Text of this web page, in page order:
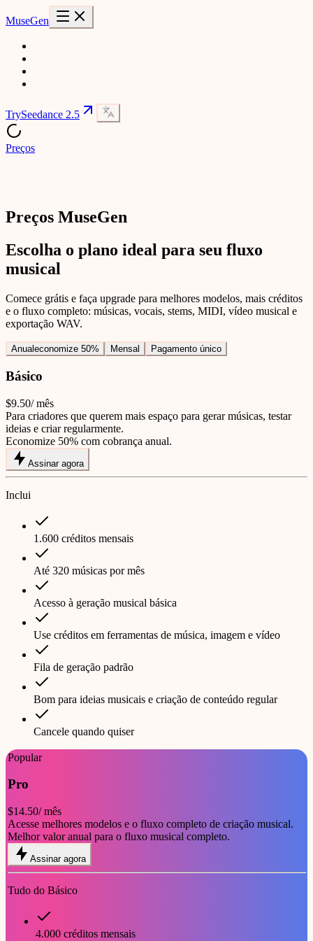
MuseGen
TrySeedance 2.5
Preços
Preços MuseGen
Escolha o plano ideal para seu fluxo
musical
Comece grátis e faça upgrade para melhores modelos, mais créditos
e o fluxo completo: músicas, vocais, stems, MIDI, vídeo musical e
exportação WAV.
Anualeconomize 50% Mensal Pagamento único
Básico
$9.50/ mês
Para criadores que querem mais espaço para gerar músicas, testar
ideias e criar regularmente.
Economize 50% com cobrança anual.
Assinar agora
Inclui
1.600 créditos mensais
Até 320 músicas por mês
Acesso à geração musical básica
Use créditos em ferramentas de música, imagem e vídeo
Fila de geração padrão
Bom para ideias musicais e criação de conteúdo regular
Cancele quando quiser
Popular
Pro
$14.50/ mês
Acesse melhores modelos e o fluxo completo de criação musical.
Melhor valor anual para o fluxo musical completo.
Assinar agora
Tudo do Básico
4.000 créditos mensais